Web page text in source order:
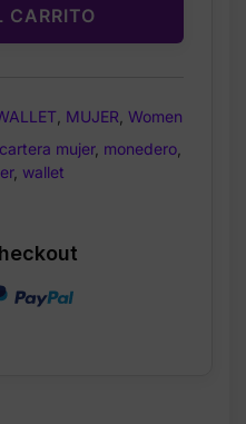
Mujer
CARRITO
MUJER Women
cartera mujer, monedero
, wallet